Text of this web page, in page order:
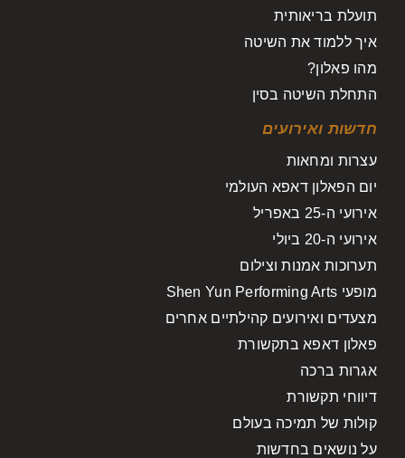
תועלת בריאותית
איך ללמוד את השיטה
מהו פאלון?
התחלת השיטה בסין
חדשות ואירועים
עצרות ומחאות
יום הפאלון דאפא העולמי
אירועי ה-25 באפריל
אירועי ה-20 ביולי
תערוכות אמנות וצילום
מופעי Shen Yun Performing Arts
מצעדים ואירועים קהילתיים אחרים
פאלון דאפא בתקשורת
אגרות ברכה
דיווחי תקשורת
קולות של תמיכה בעולם
על נושאים בחדשות